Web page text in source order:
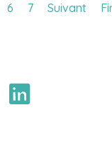
6 7 Suivant